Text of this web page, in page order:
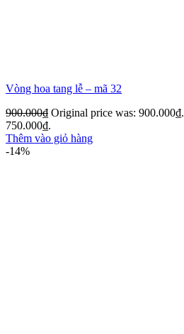
Vòng hoa tang lễ – mã 32
900.000₫ Original price was: 900.000₫.
750.000₫.
Thêm vào giỏ hàng
-14%